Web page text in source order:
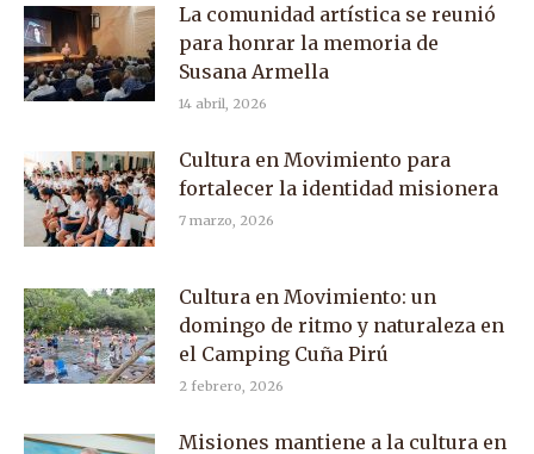
La comunidad artística se reunió
para honrar la memoria de
Susana Armella
14 abril, 2026
Cultura en Movimiento para
fortalecer la identidad misionera
7 marzo, 2026
Cultura en Movimiento: un
domingo de ritmo y naturaleza en
el Camping Cuña Pirú
2 febrero, 2026
Misiones mantiene a la cultura en